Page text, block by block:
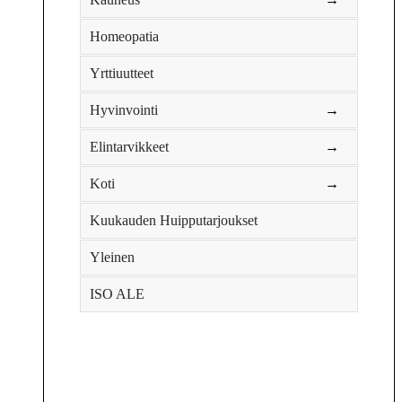
Homeopatia
Yrttiuutteet
Hyvinvointi →
Elintarvikkeet →
Koti →
Kuukauden Huipputarjoukset
Yleinen
ISO ALE